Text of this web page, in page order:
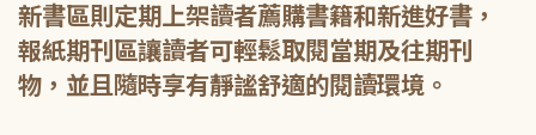
新書區則定期上架讀者薦購書籍和新進好書，
報紙期刊區讓讀者可輕鬆取閱當期及往期刊
物，並且隨時享有靜謐舒適的閱讀環境。